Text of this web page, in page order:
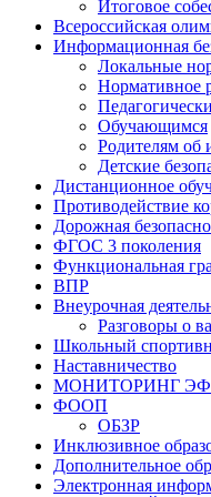
Итоговое
Всероссийская
Информационная
Локальные
Нормативное
Обучающимся
Родителям об
Детские
Дистанционное
Противодействие
Дорожная
ФГОС 3 поколения
Функциональная
ВПР
Внеурочная
Разговоры о
Школьный
Наставничество
МОНИТОРИНГ
ФООП
ОБЗР
Инклюзивное
Дополнительное
Электронная